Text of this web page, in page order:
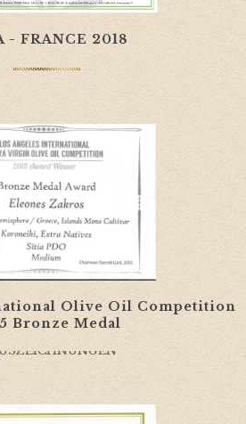
- FRANCE 2018
Olive Oil Competition
Bronze Medal